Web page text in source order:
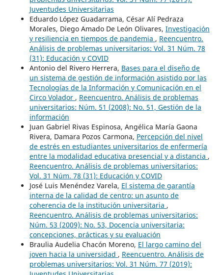
Juventudes Universitarias
Eduardo López Guadarrama, César Alí Pedraza
Morales, Diego Amado De León Olivares, Investigación
y resiliencia en tiempos de pandemia , Reencuentro.
Análisis de problemas universitarios: Vol. 31 Núm. 78
(31): Educación y COVID
Antonio del Rivero Herrera, Bases para el diseño de
un sistema de gestión de información asistido por las
Tecnologías de la Información y Comunicación en el
Circo Volador , Reencuentro. Análisis de problemas
universitarios: Núm. 51 (2008): No. 51, Gestión de la
información
Juan Gabriel Rivas Espinosa, Angélica María Gaona
Rivera, Damara Pozos Carmona, Percepción del nivel
de estrés en estudiantes universitarios de enfermería
entre la modalidad educativa presencial y a distancia ,
Reencuentro. Análisis de problemas universitarios:
Vol. 31 Núm. 78 (31): Educación y COVID
José Luis Menéndez Varela, El sistema de garantía
interna de la calidad de centro: un asunto de
coherencia de la institución universitaria ,
Reencuentro. Análisis de problemas universitarios:
Núm. 53 (2009): No. 53, Docencia universitaria:
concepciones, prácticas y su evaluación
Braulia Audelia Chacón Moreno, El largo camino del
joven hacia la universidad , Reencuentro. Análisis de
problemas universitarios: Vol. 31 Núm. 77 (2019):